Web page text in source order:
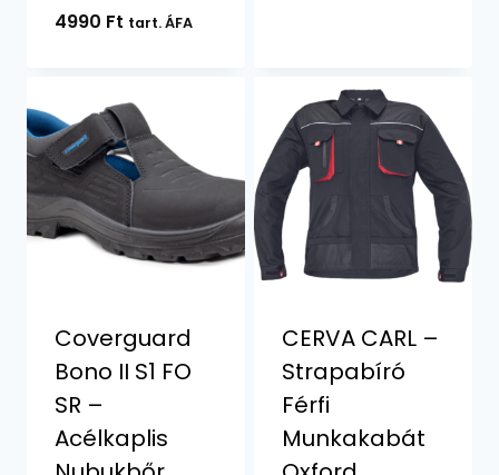
4990 Ft tart. ÁFA
Coverguard
Bono II S1 FO
SR –
Acélkaplis
CERVA CARL –
Strapabíró
Férfi
Munkakabát